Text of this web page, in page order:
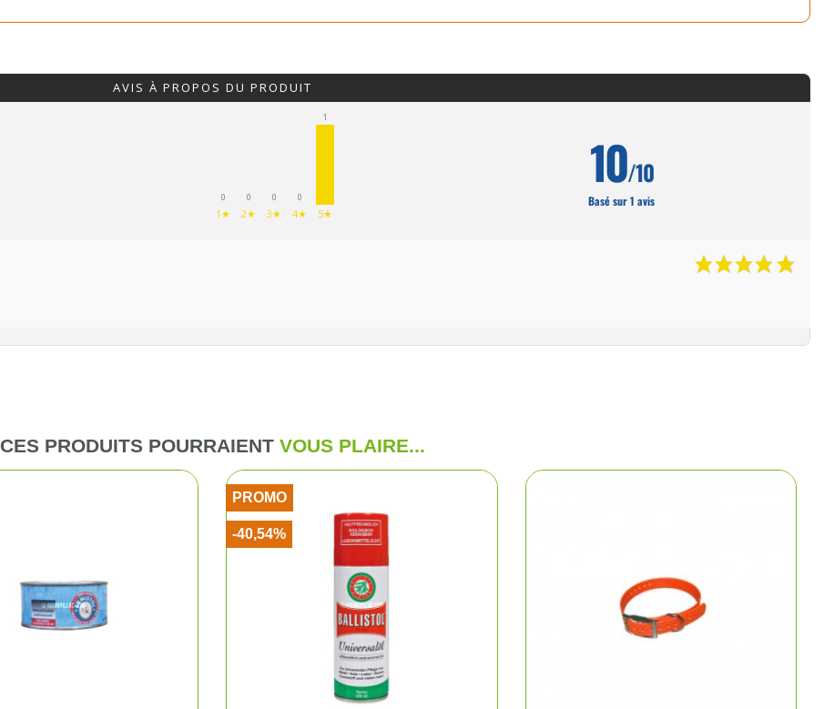
Sac, gibecières, pochettes
Vestes et parkas
Chemises
Blousons de chasse
Cuissards
AVIS À PROPOS DU PRODUIT
0
1★
0
2★
0
3★
0
4★
1
5★
10/10
Basé sur 1 avis
CES PRODUITS POURRAIENT VOUS PLAIRE...
PROMO
-40,54%